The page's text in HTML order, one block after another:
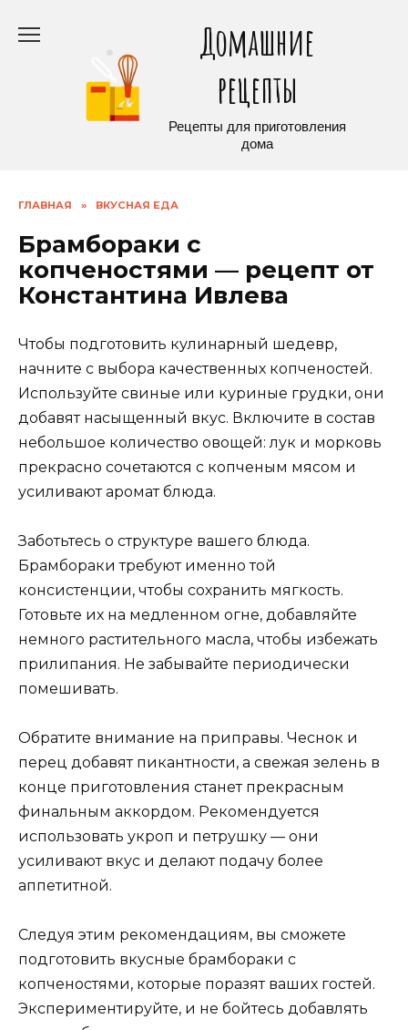
Домашние
рецепты
Рецепты для приготовления
дома
ГЛАВНАЯ » ВКУСНАЯ ЕДА
Брамбораки с
копченостями — рецепт от
Константина Ивлева
Чтобы подготовить кулинарный шедевр,
начните с выбора качественных копченостей.
Используйте свиные или куриные грудки, они
добавят насыщенный вкус. Включите в состав
небольшое количество овощей: лук и морковь
прекрасно сочетаются с копченым мясом и
усиливают аромат блюда.
Заботьтесь о структуре вашего блюда.
Брамбораки требуют именно той
консистенции, чтобы сохранить мягкость.
Готовьте их на медленном огне, добавляйте
немного растительного масла, чтобы избежать
прилипания. Не забывайте периодически
помешивать.
Обратите внимание на приправы. Чеснок и
перец добавят пикантности, а свежая зелень в
конце приготовления станет прекрасным
финальным аккордом. Рекомендуется
использовать укроп и петрушку — они
усиливают вкус и делают подачу более
аппетитной.
Следуя этим рекомендациям, вы сможете
подготовить вкусные брамбораки с
копченостями, которые поразят ваших гостей.
Экспериментируйте, и не бойтесь добавлять